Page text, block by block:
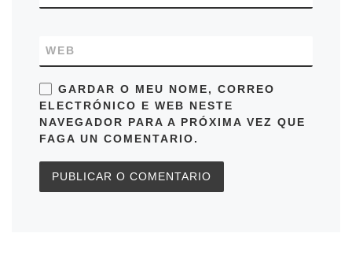
WEB
GARDAR O MEU NOME, CORREO
ELECTRÓNICO E WEB NESTE
NAVEGADOR PARA A PRÓXIMA VEZ QUE
FAGA UN COMENTARIO.